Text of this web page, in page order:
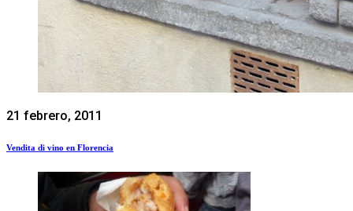
21 febrero, 2011
Vendita di vino en Florencia